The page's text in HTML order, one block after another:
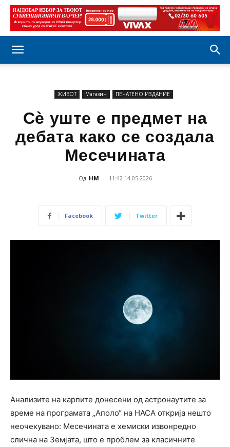
ЖИВОТ Магазин ПЕЧАТЕНО ИЗДАНИЕ
Сѐ уште е предмет на
дебата како се создала
Месечината
Од НМ - 11:42 14.05.2026
Facebook Twitter
Анализите на карпите донесени од астронаутите за
време на програмата „Аполо“ на НАСА открија нешто
неочекувано: Месечината е хемиски извонредно
слична на Земјата, што е проблем за класичните